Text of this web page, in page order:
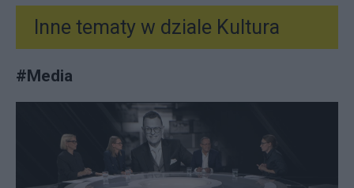
Inne tematy w dziale Kultura
#Media